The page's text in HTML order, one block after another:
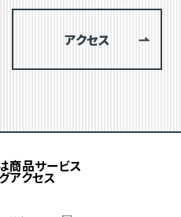
アクセス
商品サービス
アクセス